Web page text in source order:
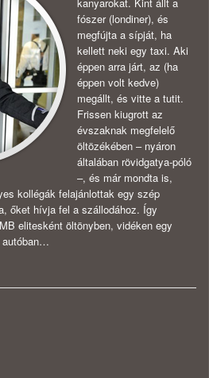
fószer (londiner), és
megfújta a sípját, ha
kellett neki egy taxi. Aki
éppen arra járt, az (ha
éppen volt kedve)
megállt, és vitte a tutit.
Frissen kiugrott az
évszaknak megfelelő
öltözékében – nyáron
általában rövidgatya-póló
–, és már mondta is,
kollégák felajánlottak egy szép
őket hívja fel a szállodához. Így
elitesként öltönyben, vidéken egy
autóban…